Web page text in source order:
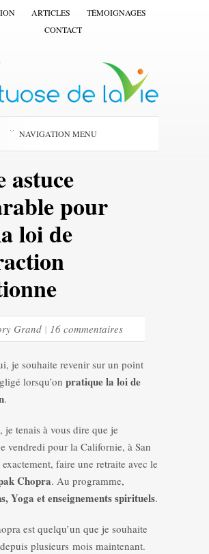
ARTICLES
TÉMOIGNAGES
CONTACT
NAVIGATION MENU
astuce
pour
loi de
Grand | 16 commentaires
je souhaite revenir sur un point
lorsqu’on pratique la loi de
.
je tenais à vous dire que je
vendredi pour la Californie, à San
faire une retraite avec le
Chopra. Au programme,
Yoga et enseignements spirituels.
est quelqu’un que je souhaite
plusieurs mois maintenant.